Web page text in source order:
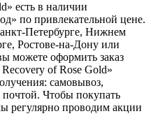
есть в наличии
по привлекательной цене.
Петербурге, Нижнем
Ростове-на-Дону или
можете оформить заказ
of Rose Gold»
самовывоз,
почтой. Чтобы покупать
регулярно проводим акции